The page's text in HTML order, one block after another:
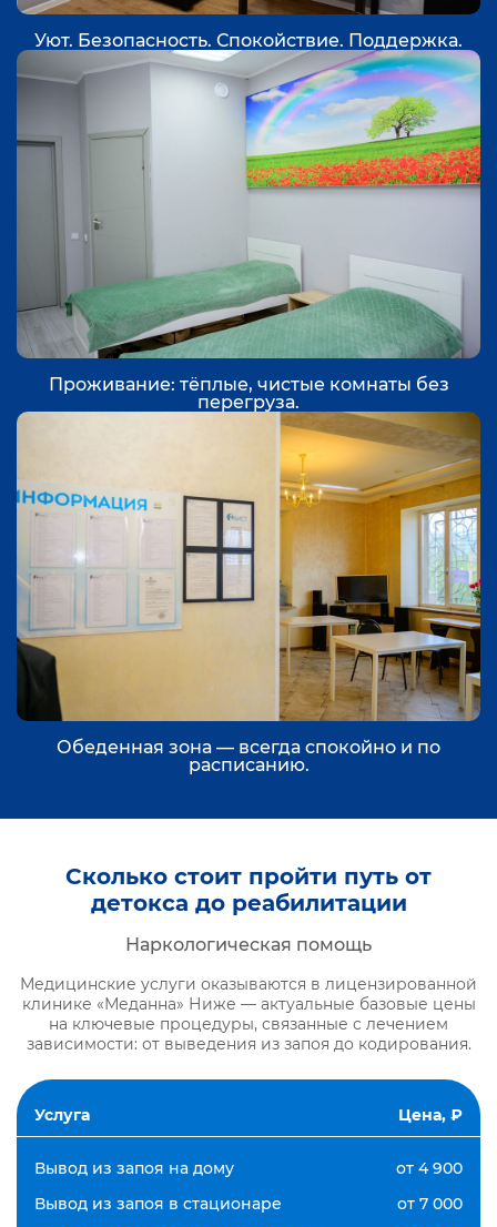
Уют. Безопасность. Спокойствие. Поддержка.
Проживание: тёплые, чистые комнаты без
перегруза.
Обеденная зона — всегда спокойно и по
расписанию.
Сколько стоит пройти путь от
детокса до реабилитации
Наркологическая помощь
Медицинские услуги оказываются в лицензированной
клинике «Меданна» Ниже — актуальные базовые цены
на ключевые процедуры, связанные с лечением
зависимости: от выведения из запоя до кодирования.
Услуга Цена, ₽
Вывод из запоя на дому
от 4 900
Вывод из запоя в стационаре
от 7 000